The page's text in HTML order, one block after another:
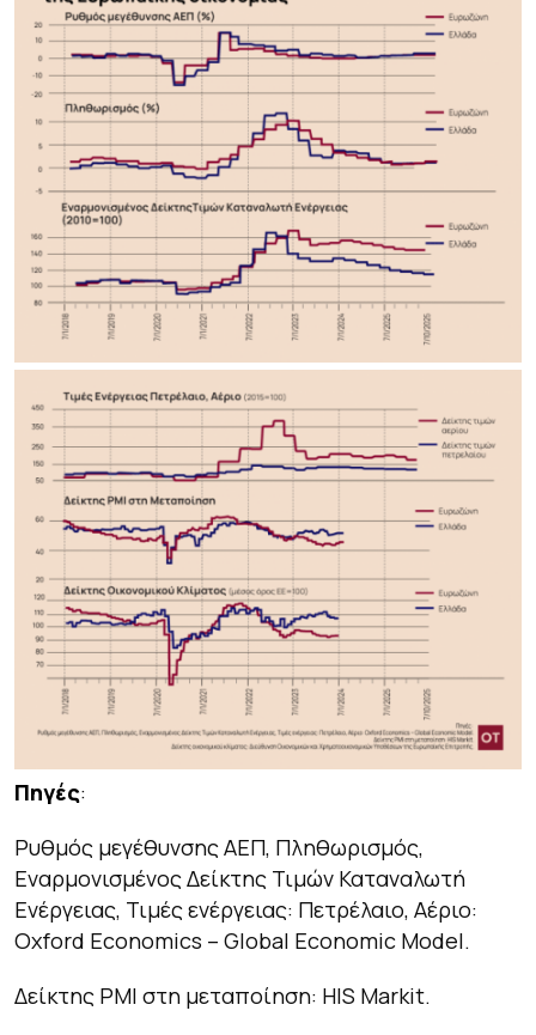
Πηγές:
Ρυθμός μεγέθυνσης ΑΕΠ, Πληθωρισμός,
Εναρμονισμένος Δείκτης Τιμών Καταναλωτή
Ενέργειας, Τιμές ενέργειας: Πετρέλαιο, Αέριο:
Oxford Economics – Global Economic Model.
Δείκτης PMI στη μεταποίηση: HIS Markit.